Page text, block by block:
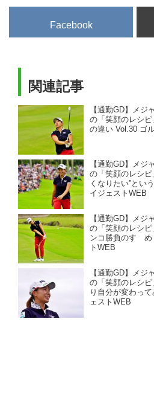
Facebook
関連記事
【通勤GD】メジ
の「笑顔のレシ
の違い Vol.30 ゴ
【通勤GD】メジ
の「笑顔のレシピ
くなりたい”とい
イジェストWEB
【通勤GD】メジ
の「笑顔のレシ
ンコ勝負のすゝ
トWEB
【通勤GD】メジ
の「笑顔のレシ
り自分が変わっ
ェストWEB